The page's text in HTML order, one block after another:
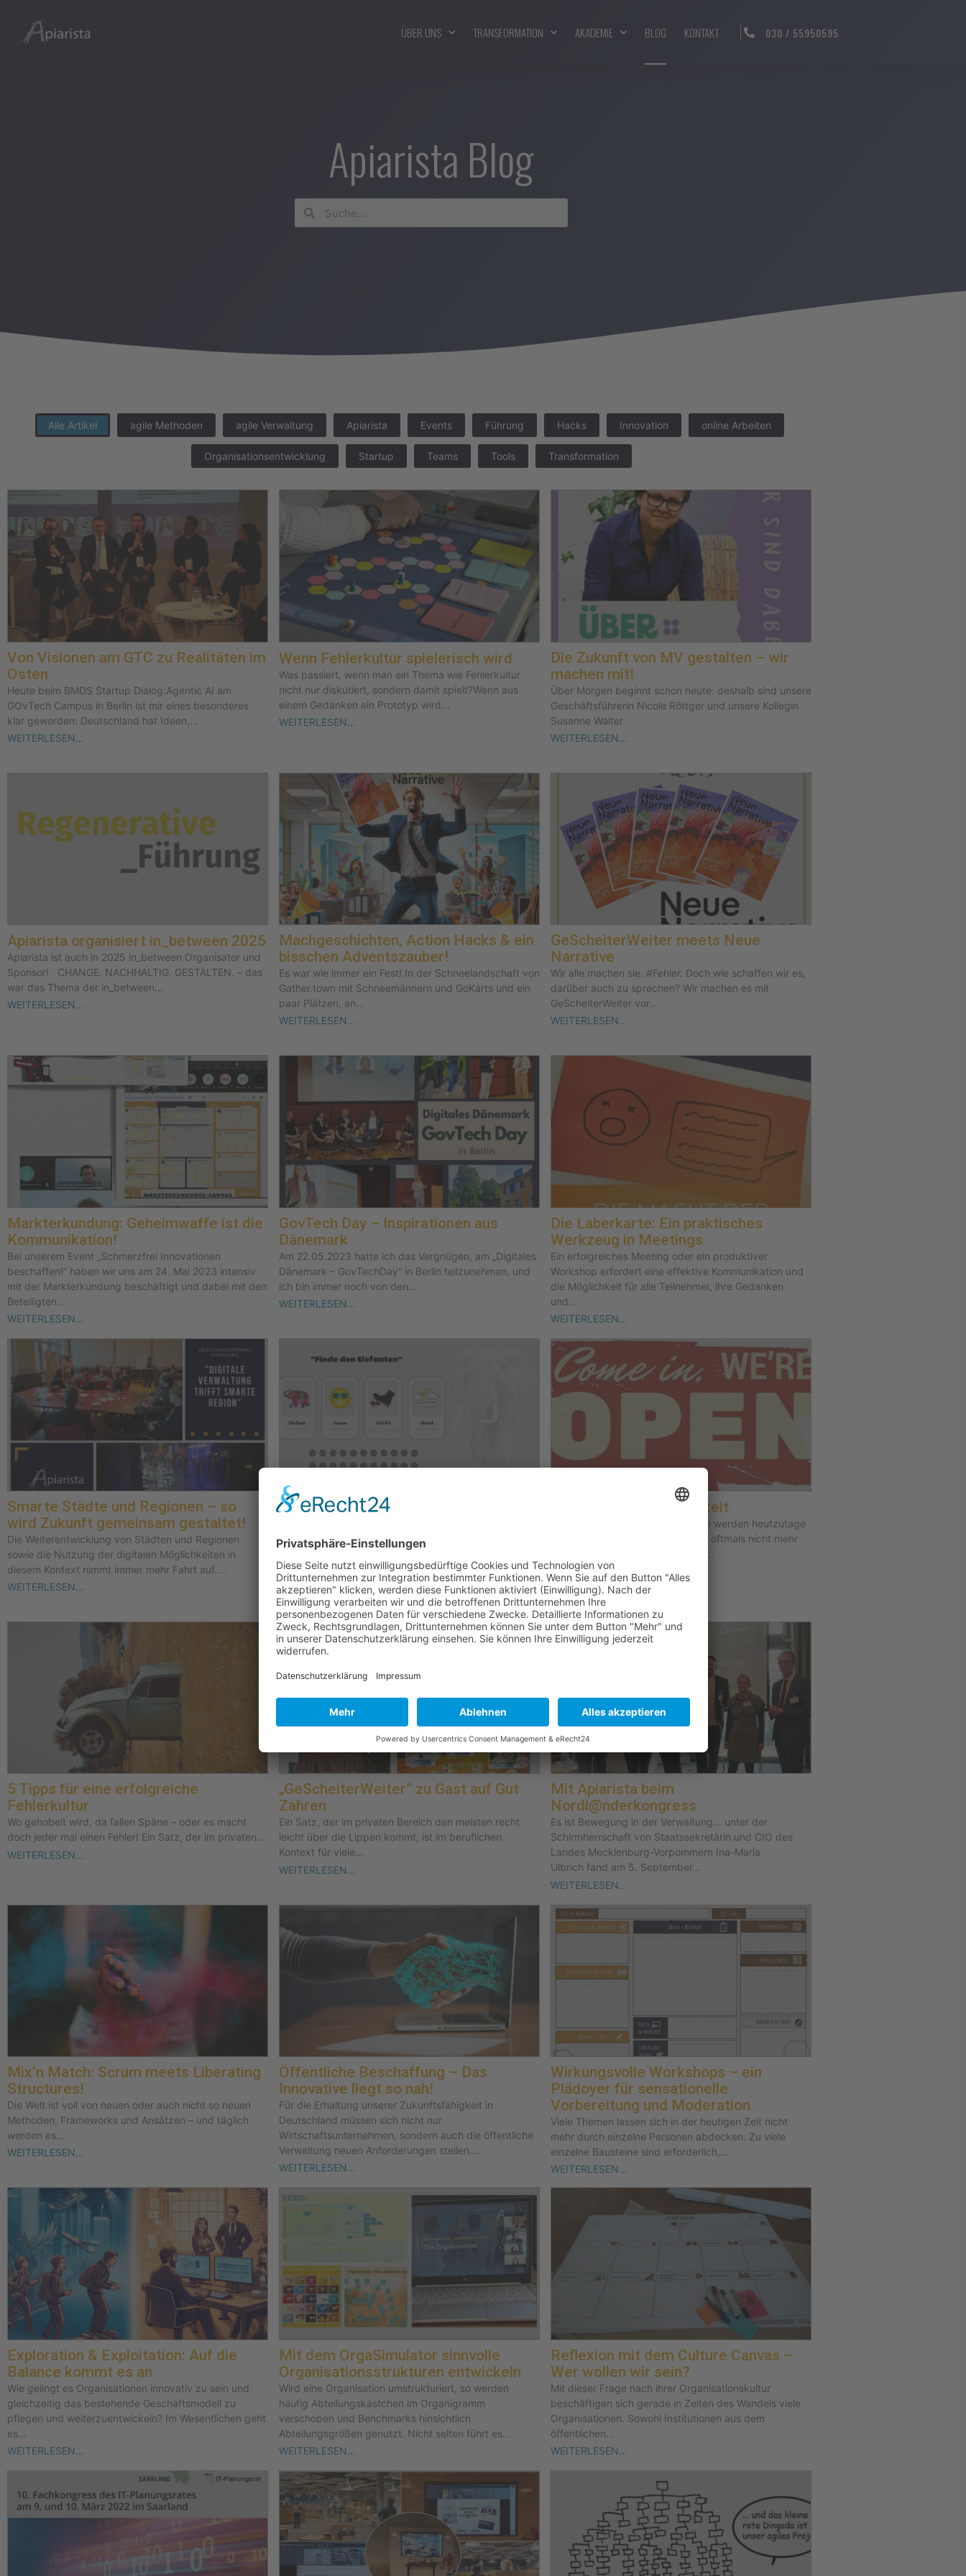
ÜBER UNS TRANSFORMATION AKADEMIE BLOG KONTAKT 030 / 55950595
Apiarista Blog
Alle Artikel agile Methoden agile Verwaltung Apiarista Events Führung Hacks Innovation online Arbeiten
Organisationsentwicklung Startup Teams Tools Transformation
Von Visionen am GTC zu Realitäten im
Osten
Heute beim BMDS Startup Dialog:Agentic AI am
GOvTech Campus in Berlin ist mir eines besonderes
klar geworden: Deutschland hat Ideen,...
WEITERLESEN...
Wenn Fehlerkultur spielerisch wird
Was passiert, wenn man ein Thema wie Fehlerkultur
nicht nur diskutiert, sondern damit spielt?Wenn aus
einem Gedanken ein Prototyp wird...
WEITERLESEN...
Die Zukunft von MV gestalten – wir
machen mit!
Über Morgen beginnt schon heute: deshalb sind unsere
Geschäftsführerin Nicole Röttger und unsere Kollegin
Susanne Walter
WEITERLESEN...
Apiarista organisiert in_between 2025
Apiarista ist auch in 2025 in_between Organisator und
Sponsor! CHANGE. NACHHALTIG. GESTALTEN. – das
war das Thema der in_between...
WEITERLESEN...
Machgeschichten, Action Hacks & ein
bisschen Adventszauber!
Es war wie immer ein Fest! In der Schneelandschaft von
Gather.town mit Schneemännern und GoKarts und ein
paar Plätzen, an...
WEITERLESEN...
GeScheiterWeiter meets Neue
Narrative
Wir alle machen sie. #Fehler. Doch wie schaffen wir es,
darüber auch zu sprechen? Wir machen es mit
GeScheiterWeiter vor...
WEITERLESEN...
Markterkundung: Geheimwaffe ist die
Kommunikation!
Bei unserem Event „Schmerzfrei Innovationen
beschaffen!“ haben wir uns am 24. Mai 2023 intensiv
mit der Markterkundung beschäftigt und dabei mit den
Beteiligten...
WEITERLESEN...
GovTech Day – Inspirationen aus
Dänemark
Am 22.05.2023 hatte ich das Vergnügen, am „Digitales
Dänemark – GovTechDay“ in Berlin teilzunehmen, und
ich bin immer noch von den...
WEITERLESEN...
Die Laberkarte: Ein praktisches
Werkzeug in Meetings
Ein erfolgreiches Meeting oder ein produktiver
Workshop erfordert eine effektive Kommunikation und
die Möglichkeit für alle Teilnehmer, ihre Gedanken
und...
WEITERLESEN...
Smarte Städte und Regionen – so
wird Zukunft gemeinsam gestaltet!
Die Weiterentwicklung von Städten und Regionen
sowie die Nutzung der digitalen Möglichkeiten in
diesem Kontext nimmt immer mehr Fahrt auf....
WEITERLESEN...
Retrospektiven für Fortgeschrittene –
adressieren
Gleiche zu tun und andere Ergebnisse zu erwarten.“ In
einer Retrospektive treffen...
WEITERLESEN...
Die Kraft der Freiwilligkeit
Die Frage- und Problemstellungen werden heutzutage
immer komplexer. Daher reicht es oftmals nicht mehr
WEITERLESEN...
5 Tipps für eine erfolgreiche
Fehlerkultur
Wo gehobelt wird, da fallen Späne – oder es macht
doch jeder mal einen Fehler! Ein Satz, der im privaten...
WEITERLESEN...
„GeScheiterWeiter“ zu Gast auf Gut
Zahren
Ein Satz, der im privaten Bereich den meisten recht
leicht über die Lippen kommt, ist im beruflichen
Kontext für viele...
WEITERLESEN...
Mit Apiarista beim
Nordl@nderkongress
Es ist Bewegung in der Verwaltung… unter der
Schirmherrschaft von Staatssekretärin und CIO des
Landes Mecklenburg-Vorpommern Ina-Maria
Ulbrich fand am 5. September...
WEITERLESEN...
Mix‘n Match: Scrum meets Liberating
Structures!
Die Welt ist voll von neuen oder auch nicht so neuen
Methoden, Frameworks und Ansätzen – und täglich
werden es...
WEITERLESEN...
Öffentliche Beschaffung – Das
Innovative liegt so nah!
Für die Erhaltung unserer Zukunftsfähigkeit in
Deutschland müssen sich nicht nur
Wirtschaftsunternehmen, sondern auch die öffentliche
Verwaltung neuen Anforderungen stellen....
WEITERLESEN...
Wirkungsvolle Workshops – ein
Plädoyer für sensationelle
Vorbereitung und Moderation
Viele Themen lassen sich in der heutigen Zeit nicht
mehr durch einzelne Personen abdecken. Zu viele
einzelne Bausteine sind erforderlich,...
WEITERLESEN...
Exploration & Exploitation: Auf die
Balance kommt es an
Wie gelingt es Organisationen innovativ zu sein und
gleichzeitig das bestehende Geschäftsmodell zu
pflegen und weiterzuentwickeln? Im Wesentlichen geht
es...
WEITERLESEN...
Mit dem OrgaSimulator sinnvolle
Organisationsstrukturen entwickeln
Wird eine Organisation umstrukturiert, so werden
häufig Abteilungskästchen im Organigramm
verschoben und Benchmarks hinsichtlich
Abteilungsgrößen genutzt. Nicht selten führt es...
WEITERLESEN...
Reflexion mit dem Culture Canvas –
Wer wollen wir sein?
Mit dieser Frage nach ihrer Organisationskultur
beschäftigen sich gerade in Zeiten des Wandels viele
Organisationen. Sowohl Institutionen aus dem
öffentlichen...
WEITERLESEN...